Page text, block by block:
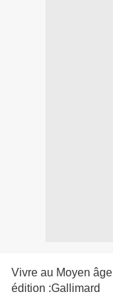
Vivre au Moyen âge
édition :Gallimard